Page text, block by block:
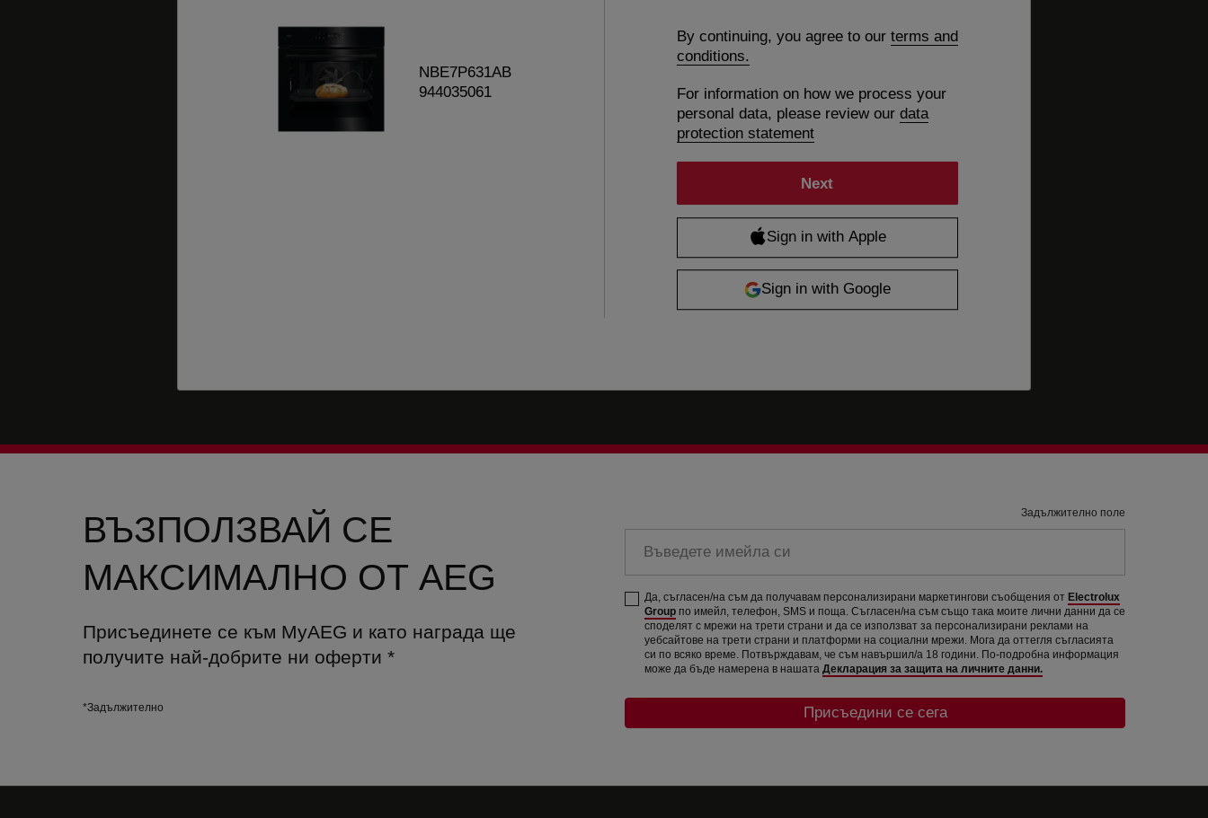
NBE7P631AB
944035061
By continuing, you agree to our terms and
conditions.
For information on how we process your
personal data, please review our data
protection statement
ВЪЗПОЛЗВАЙ СЕ
МАКСИМАЛНО ОТ AEG
Присъединете се към MyAEG и като награда ще
получите най-добрите ни оферти *
*Задължително
Задължително поле
Да, съгласен/на съм да получавам персонализирани маркетингови съобщения от Electrolux
Group по имейл, телефон, SMS и поща. Съгласен/на съм също така моите лични данни да се
споделят с мрежи на трети страни и да се използват за персонализирани реклами на
уебсайтове на трети страни и платформи на социални мрежи. Мога да оттегля съгласията
си по всяко време. Потвърждавам, че съм навършил/а 18 години. По-подробна информация
може да бъде намерена в нашата Декларация за защита на личните данни.
Присъедини се сега